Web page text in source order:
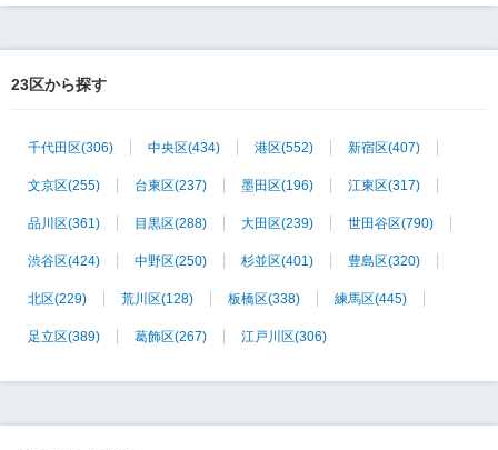
23区から探す
千代田区(306) 中央区(434) 港区(552) 新宿区(407)
文京区(255) 台東区(237) 墨田区(196) 江東区(317)
品川区(361) 目黒区(288) 大田区(239) 世田谷区(790)
渋谷区(424) 中野区(250) 杉並区(401) 豊島区(320)
北区(229) 荒川区(128) 板橋区(338) 練馬区(445)
足立区(389) 葛飾区(267) 江戸川区(306)